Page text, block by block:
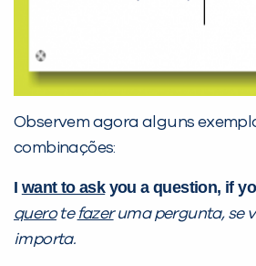
Observem agora alguns
combinações:
I want to askyou a question, if
querote fazeruma pergunta, se
importa.
Preencha com seus
com a: